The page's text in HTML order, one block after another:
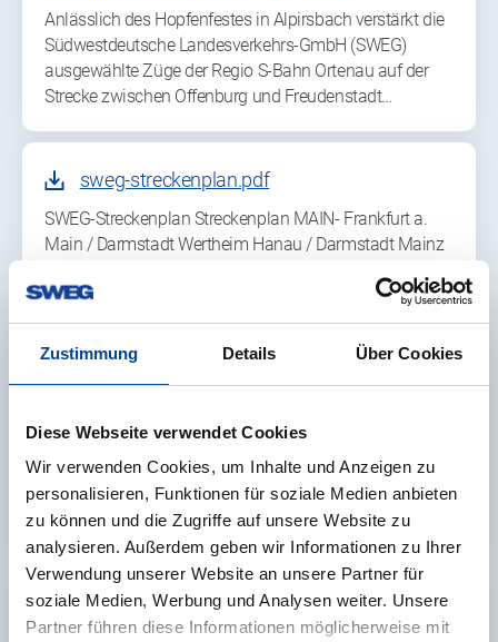
Zustimmung Details Über Cookies
Diese Webseite verwendet Cookies
Wir verwenden Cookies, um Inhalte und Anzeigen zu
personalisieren, Funktionen für soziale Medien anbieten
zu können und die Zugriffe auf unsere Website zu
analysieren. Außerdem geben wir Informationen zu Ihrer
Verwendung unserer Website an unsere Partner für
soziale Medien, Werbung und Analysen weiter. Unsere
Partner führen diese Informationen möglicherweise mit
Anlässlich des Hopfenfestes in Alpirsbach verstärkt die
Südwestdeutsche Landesverkehrs-GmbH (SWEG)
ausgewählte Züge der Regio S-Bahn Ortenau auf der
Strecke zwischen Offenburg und Freudenstadt…
sweg-streckenplan.pdf
SWEG-Streckenplan Streckenplan MAIN- Frankfurt a.
Main / Darmstadt Wertheim Hanau / Darmstadt Mainz
Boxberg Bad Mergentheim Bobstadt Schwabhausen…
SWEG betreibt Regionalbuslinien im Ortenaukreis
Ortenaukreis bis Mitte Dezember 2036 weiterbetreiben.
Die bisherige Genehmigung des Ortenaukreises läuft bis
Mitte Dezember 2026. Der…
Linie City 8 ab 01.07.2026